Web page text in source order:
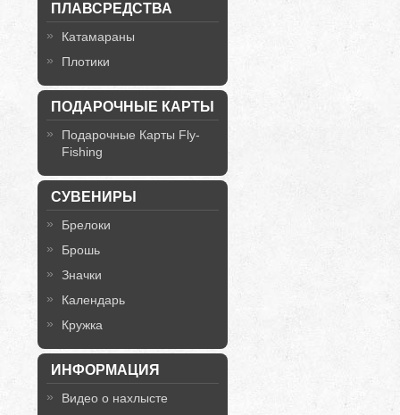
ПЛАВСРЕДСТВА
Катамараны
Плотики
ПОДАРОЧНЫЕ КАРТЫ
Подарочные Карты Fly-
Fishing
СУВЕНИРЫ
Брелоки
Брошь
Значки
Календарь
Кружка
ИНФОРМАЦИЯ
Видео о нахлысте